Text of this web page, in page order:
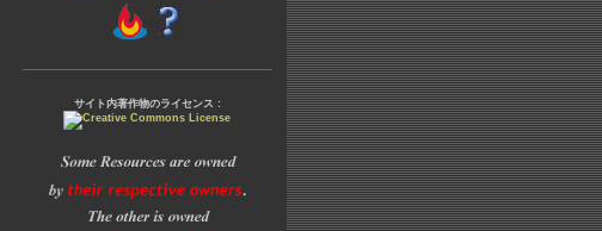
サイト内著作物のライセンス :